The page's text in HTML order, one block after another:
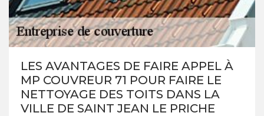
LES AVANTAGES DE FAIRE APPEL À
MP COUVREUR 71 POUR FAIRE LE
NETTOYAGE DES TOITS DANS LA
VILLE DE SAINT JEAN LE PRICHE